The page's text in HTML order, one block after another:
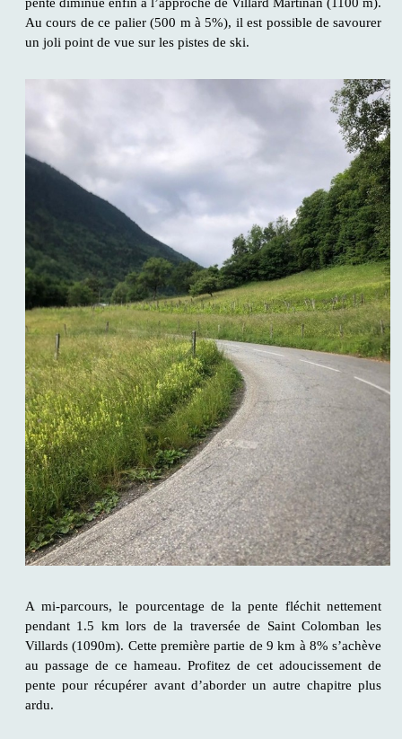
Au cours de ce palier (500 m à 5%), il est possible de savourer
un joli point de vue sur les pistes de ski.
A mi-parcours, le pourcentage de la pente fléchit nettement
pendant 1.5 km lors de la traversée de Saint Colomban les
Villards (1090m). Cette première partie de 9 km à 8% s’achève
au passage de ce hameau. Profitez de cet adoucissement de
pente pour récupérer avant d’aborder un autre chapitre plus
ardu.